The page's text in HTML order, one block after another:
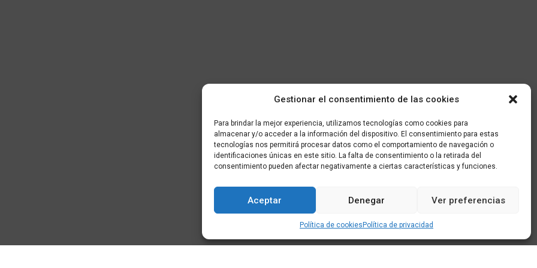
Gestionar el consentimiento de las cookies
Para brindar la mejor experiencia, utilizamos tecnologías como cookies para
almacenar y/o acceder a la información del dispositivo. El consentimiento para estas
tecnologías nos permitirá procesar datos como el comportamiento de navegación o
identificaciones únicas en este sitio. La falta de consentimiento o la retirada del
consentimiento pueden afectar negativamente a ciertas características y funciones.
Aceptar Denegar Ver preferencias
Política de cookies Política de privacidad